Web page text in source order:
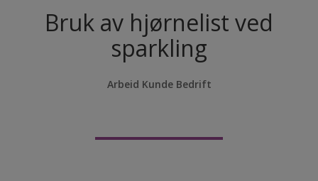
Bruk av hjørnelist ved
sparkling
Arbeid Kunde Bedrift